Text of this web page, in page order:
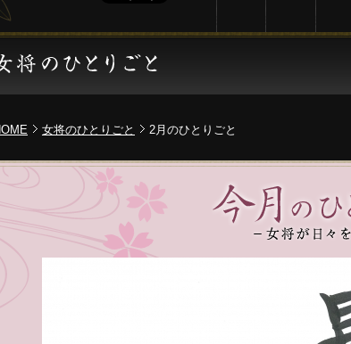
宿泊プラ お料理 お部屋
女将のひとりごと 2月のひとりごと